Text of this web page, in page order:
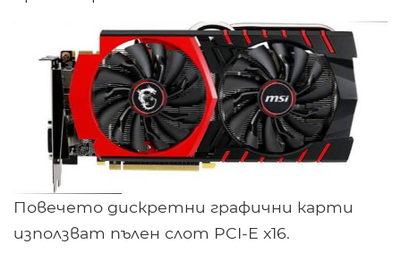
Повечето дискретни графични карти
използват пълен слот PCI-E x16.